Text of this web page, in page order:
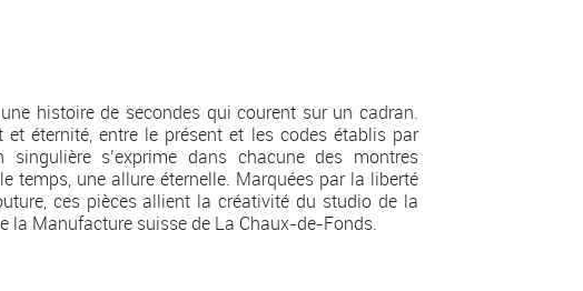
histoire de secondes qui courent sur un cadran.
et éternité, entre le présent et les codes établis par
s’exprime dans chacune des montres
temps, une allure éternelle. Marquées par la liberté
ces pièces allient la créativité du studio de la
la Manufacture suisse de La Chaux-de-Fonds.